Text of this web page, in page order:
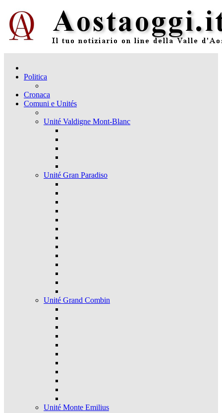
Politica
Cronaca
Comuni e Unités
Unité Valdigne Mont-Blanc
Unité Gran Paradiso
Unité Grand Combin
Unité Monte Emilius